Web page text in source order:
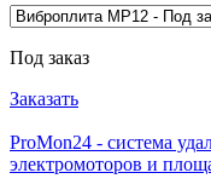
Под заказ
Заказать
ProMon24 - система
электромоторов и